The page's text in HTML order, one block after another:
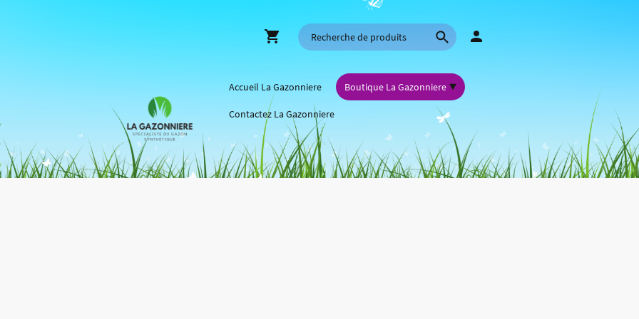
Accueil La Gazonniere Boutique La Gazonniere
Contactez La Gazonniere